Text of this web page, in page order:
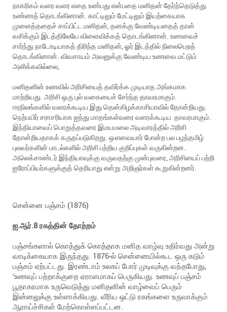
நாகரிகம் வளர வளர எதை உண்பது என்பதை மனிதன் தேர்ந்தெடுத்து
உண்ணத் தொடங்கினான். காட்டிலும் மேட்டிலும் இயற்கையாக
முளைத்ததைச் சாப்பிட்ட மனிதன், தனக்கு வேண்டியதைத் தான்
வசிக்கும் இடத்திலேயே விளைவிக்கத் தொடங்கினான். உணவைச்
சார்ந்து நாடோடியாகத் திரிந்த மனிதன், ஓர் இடத்தில் நிலைபெறத்
தொடங்கினான். விவசாயம் அவனுக்கு வேண்டிய உணவை மட்டும்
அளிக்கவில்லை,
மனிதனின் உணவில் அரிசியைத் தவிர்க்க முடியாத அங்கமாக
மாற்றியது. அரிசி ஒரு புல் வகையைச் சேர்ந்த தாவரமாகும்.
ஈரநிலங்களில் வளரக்கூடிய இது தென்கிழக்காசியாவில் தோன்றியது.
நெற்பயிர் சராசரியாக ஐந்து மாதங்கள்வரை வளரக்கூடிய தாவரமாகும்.
இந்தியாவைப் பொறுத்தவரை இமயமலை அடிவாரத்தில் அரிசி
தோன்றியதாகக் கருதப்படுகிறது. ஔவையார் போன்ற பல பழந்தமிழ்
புலவர்களின் பாடல்களில் அரிசி பற்றிய குறிப்புகள் வருகின்றன.
அலெக்சாண்டர் இந்தியாவுக்கு வருவதற்கு முன்புவரை, அரிசியைப் பற்றி
ஐரோப்பியர்களுக்குத் தெரியாது என்று அறிஞர்கள் கூறுகின்றனர்.
சென்னை பஞ்சம் (1876)
ஐ.ஆர்.8 ரகத்தின் தோற்றம்
பஞ்சங்களால் கொத்துக் கொத்தாக மனித வாழ்வு உதிர்வது அன்று
வாடிக்கையாக இருந்தது. 1876-ல் சென்னையில்கூட ஒரு கடும்
பஞ்சம் ஏற்பட்டது. இரண்டாம் உலகப் போர் முடிவுக்கு வந்தபோது,
‘உணவுப் பற்றாக்குறை ஏராளமாகப் பெருகியது. உணவுப் பஞ்சம்
பூதாகரமாக உருவெடுத்து மனிதனின் வாழ்வைப் பெரும்
இன்னலுக்கு உள்ளாக்கியது. வீரிய ஒட்டு ரகங்களை உருவாக்கும்
ஆராய்ச்சிகள் மேற்கொள்ளப்பட்டன.